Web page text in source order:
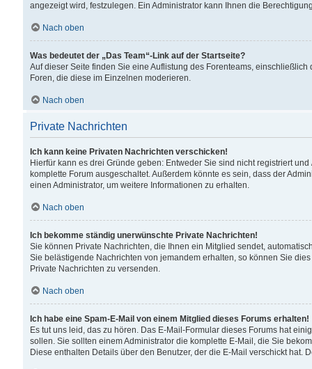
angezeigt wird, festzulegen. Ein Administrator kann Ihnen die
Nach oben
Was bedeutet der „Das Team“-Link auf der Startseite?
Auf dieser Seite finden Sie eine Auflistung des Forenteams,
Foren, die diese im Einzelnen moderieren.
Nach oben
Private Nachrichten
Ich kann keine Privaten Nachrichten verschicken!
Hierfür kann es drei Gründe geben: Entweder Sie sind nicht registriert
komplette Forum ausgeschaltet. Außerdem könnte es sein, dass der
einen Administrator, um weitere Informationen zu erhalten.
Nach oben
Ich bekomme ständig unerwünschte Private Nachrichten!
Sie können Private Nachrichten, die Ihnen ein Mitglied sendet,
Sie belästigende Nachrichten von jemandem erhalten, so können Sie
Private Nachrichten zu versenden.
Nach oben
Ich habe eine Spam-E-Mail von einem Mitglied dieses Forums erhalten!
Es tut uns leid, das zu hören. Das E-Mail-Formular dieses Forums hat
sollen. Sie sollten einem Administrator die komplette E-Mail, die Sie
Diese enthalten Details über den Benutzer, der die E-Mail verschickt hat.